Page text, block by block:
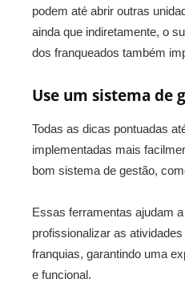
podem até abrir outras
ainda que indiretamente, o
dos franqueados também
Use um sistema de
Todas as dicas pontuadas
implementadas mais
bom sistema de gestão,
Essas ferramentas ajudam
profissionalizar as
franquias, garantindo uma
e funcional.